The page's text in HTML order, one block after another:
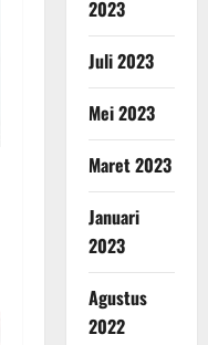
2023
Juli 2023
Mei 2023
Maret 2023
Januari
2023
Agustus
2022